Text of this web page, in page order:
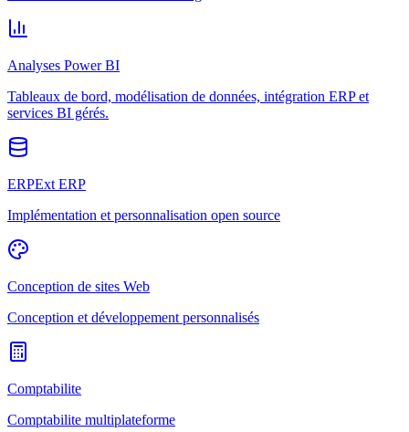
Analyses Power BI
Tableaux de bord, modélisation de données, intégration ERP et
services BI gérés.
ERPExt ERP
Implémentation et personnalisation open source
Conception de sites Web
Conception et développement personnalisés
Comptabilite
Comptabilite multiplateforme